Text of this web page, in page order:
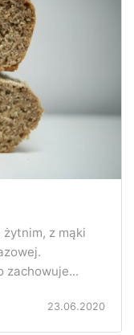
z mąki
zachowuje...
23.06.2020